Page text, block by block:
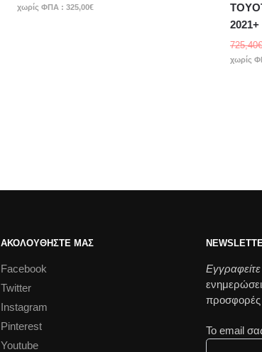
χωρίς ΦΠΑ : 325,00€
2021+
725,40€
χωρίς
ΑΚΟΛΟΥΘΗΣΤΕ ΜΑΣ
Facebook
Twitter
Instagram
Pinterest
Youtube
προσφορές
Το email